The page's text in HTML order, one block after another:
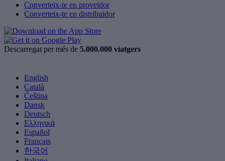
Converteix-te en proveïdor
Converteix-te en distribuïdor
Descarregat per més de 5.000.000 viatgers
English
Català
Čeština
Dansk
Deutsch
Ελληνικά
Español
Français
한국어